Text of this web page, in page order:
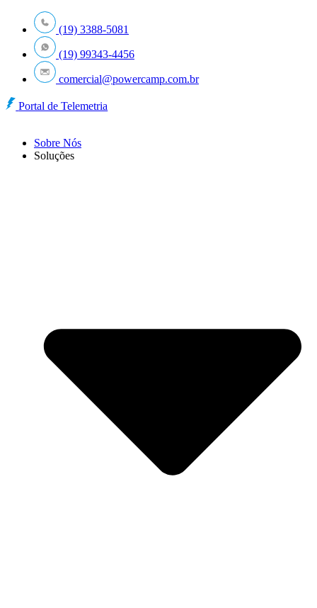
para
conteúdo
(19) 3388-5081
(19) 99343-4456
comercial@powercamp.com.br
Portal de Telemetria
Sobre Nós
Soluções